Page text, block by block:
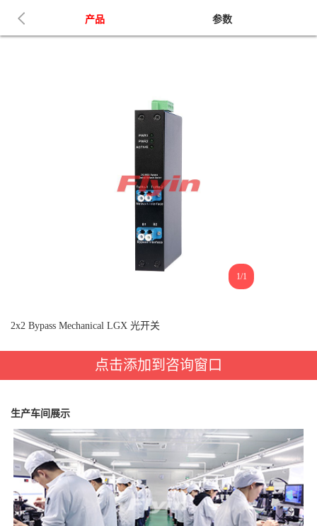
产品 参数
1/1
2x2 Bypass Mechanical LGX 光开关
点击添加到咨询窗口
生产车间展示